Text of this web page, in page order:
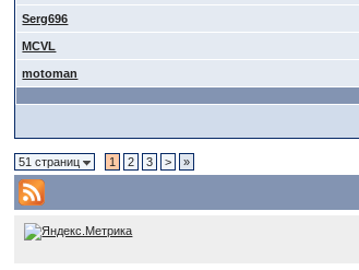
Serg696
MCVL
motoman
51 страниц 1 2 3 > »